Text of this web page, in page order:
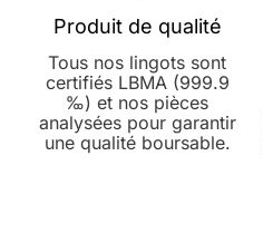
Produit de qualité
Tous nos lingots sont
certifiés LBMA (999.9
‰) et nos pièces
analysées pour garantir
une qualité boursable.